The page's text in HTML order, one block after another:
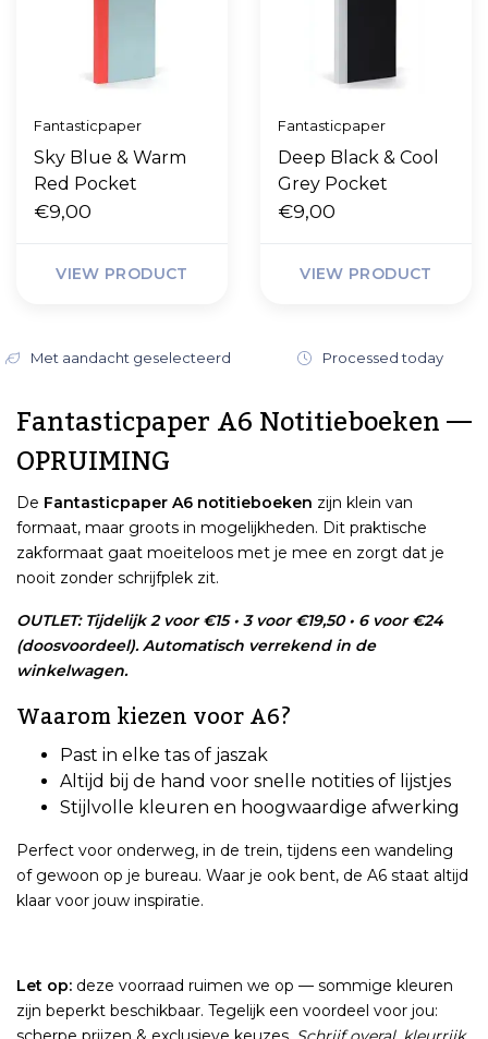
Fantasticpaper
Sky Blue & Warm
Red Pocket
€9,00
VIEW PRODUCT
Fantasticpaper
Deep Black & Cool
Grey Pocket
€9,00
VIEW PRODUCT
Met aandacht geselecteerd Processed today
Fantasticpaper A6 Notitieboeken —
OPRUIMING
De Fantasticpaper A6 notitieboeken zijn klein van
formaat, maar groots in mogelijkheden. Dit praktische
zakformaat gaat moeiteloos met je mee en zorgt dat je
nooit zonder schrijfplek zit.
OUTLET: Tijdelijk 2 voor €15 • 3 voor €19,50 • 6 voor €24
(doosvoordeel). Automatisch verrekend in de
winkelwagen.
Waarom kiezen voor A6?
Past in elke tas of jaszak
Altijd bij de hand voor snelle notities of lijstjes
Stijlvolle kleuren en hoogwaardige afwerking
Perfect voor onderweg, in de trein, tijdens een wandeling
of gewoon op je bureau. Waar je ook bent, de A6 staat altijd
klaar voor jouw inspiratie.
Let op: deze voorraad ruimen we op — sommige kleuren
zijn beperkt beschikbaar. Tegelijk een voordeel voor jou: